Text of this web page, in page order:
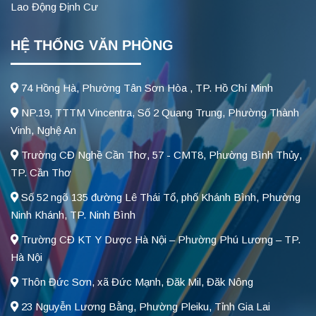
Lao Động Định Cư
HỆ THỐNG VĂN PHÒNG
74 Hồng Hà, Phường Tân Sơn Hòa , TP. Hồ Chí Minh
NP.19, TTTM Vincentra, Số 2 Quang Trung, Phường Thành
Vinh, Nghệ An
Trường CĐ Nghề Cần Thơ, 57 - CMT8, Phường Bình Thủy,
TP. Cần Thơ
Số 52 ngõ 135 đường Lê Thái Tổ, phố Khánh Bình, Phường
Ninh Khánh, TP. Ninh Bình
Trường CĐ KT Y Dược Hà Nội – Phường Phú Lương – TP.
Hà Nội
Thôn Đức Sơn, xã Đức Mạnh, Đăk Mil, Đăk Nông
23 Nguyễn Lương Bằng, Phường Pleiku, Tỉnh Gia Lai